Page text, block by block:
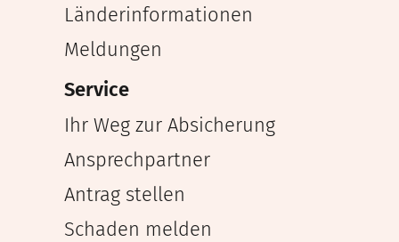
Länderinformationen
Meldungen
Service
Ihr Weg zur Absicherung
Ansprechpartner
Antrag stellen
Schaden melden